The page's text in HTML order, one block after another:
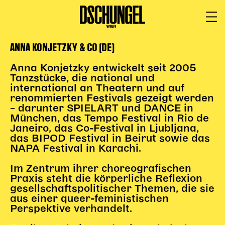
PROGRAMM
Spielplan
Vorstellungen
Festivals
Wild & Schön Festival
Gastspiele
Extras
Archiv
MITSPIELEN
ANNA KONJETZKY & CO (DE)
Anna Konjetzky entwickelt seit 2005
Tanzstücke, die national und
international an Theatern und auf
renommierten Festivals gezeigt werden
– darunter SPIELART und DANCE in
München, das Tempo Festival in Rio de
Janeiro, das Co-Festival in Ljubljana,
das BIPOD Festival in Beirut sowie das
NAPA Festival in Karachi.
Im Zentrum ihrer choreografischen
Praxis steht die körperliche Reflexion
gesellschaftspolitischer Themen, die sie
aus einer queer-feministischen
Perspektive verhandelt.